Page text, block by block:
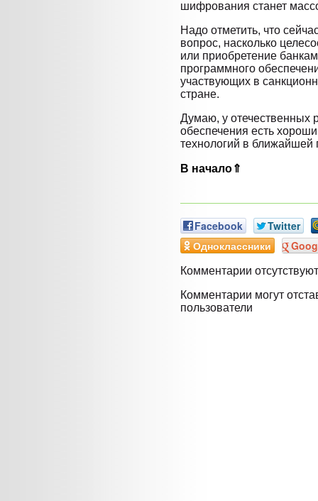
шифрования станет
Надо отметить, что
вопрос, насколько
или приобретение
программного
участвующих в
стране.
Думаю, у отечественных
обеспечения есть
технологий в ближайшей
В начало⇑
Facebook
Twitter
Одноклассники
Комментарии отсутствуют
Комментарии могут
пользователи